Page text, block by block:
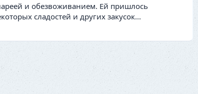
и обезвоживанием. Ей пришлось
сладостей и других закусок...